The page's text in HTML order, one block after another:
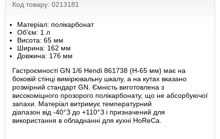
Код товару: 0213181
Матеріал: полікарбонат
Об'єм: 1 л
Висота: 65 мм
Ширина: 162 мм
Довжина: 176 мм
Гастроємності GN 1/6 Hendi 861738 (Н-65 мм) має на
боковій стінці вимірювальну шкалу, а на кутах вказано
розмірний стандарт GN. Ємність виготовлена ​​з
високоміцного прозорого полікарбонату, що не абсорбуючої
запахи. Матеріал витримує температурний
діапазон від -40°З до +110°З і призначений для
використання в обладнанні для кухні HoReCa.